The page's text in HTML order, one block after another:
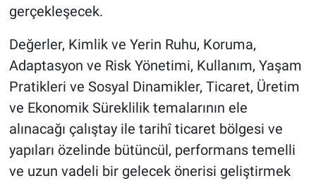
gerçekleşecek.
Değerler, Kimlik ve Yerin Ruhu, Koruma,
Adaptasyon ve Risk Yönetimi, Kullanım, Yaşam
Pratikleri ve Sosyal Dinamikler, Ticaret, Üretim
ve Ekonomik Süreklilik temalarının ele
alınacağı çalıştay ile tarihî ticaret bölgesi ve
yapıları özelinde bütüncül, performans temelli
ve uzun vadeli bir gelecek önerisi geliştirmek